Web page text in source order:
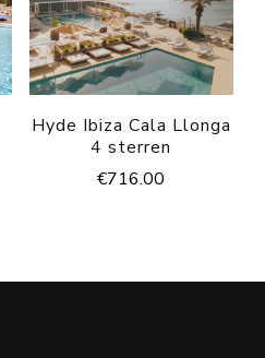
Hyde Ibiza Cala Llonga
4 sterren
€716.00